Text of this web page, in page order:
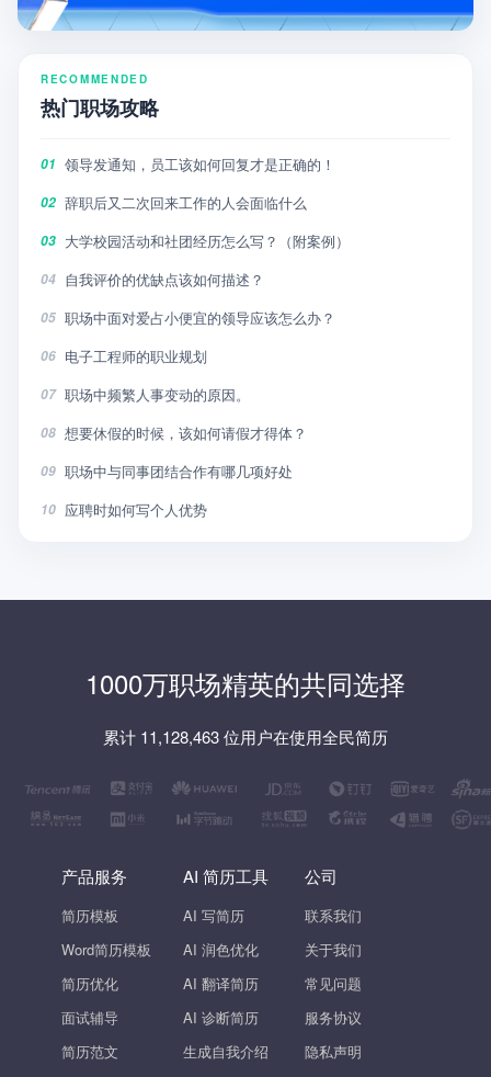
RECOMMENDED
热门职场攻略
01 领导发通知，员工该如何回复才是正确的！
02 辞职后又二次回来工作的人会面临什么
03 大学校园活动和社团经历怎么写？（附案例）
04 自我评价的优缺点该如何描述？
05 职场中面对爱占小便宜的领导应该怎么办？
06 电子工程师的职业规划
07 职场中频繁人事变动的原因。
08 想要休假的时候，该如何请假才得体？
09 职场中与同事团结合作有哪几项好处
10 应聘时如何写个人优势
1000万职场精英的共同选择
累计 11,128,463 位用户在使用全民简历
产品服务
简历模板
Word简历模板
简历优化
面试辅导
简历范文
AI 简历工具
AI 写简历
AI 润色优化
AI 翻译简历
AI 诊断简历
生成自我介绍
公司
联系我们
关于我们
常见问题
服务协议
隐私声明